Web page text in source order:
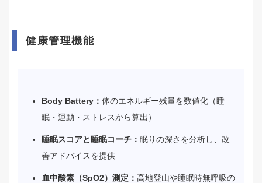
健康管理機能
Body Battery： 体のエネルギー残量を数値化（睡
眠・運動・ストレスから算出）
睡眠スコアと睡眠コーチ： 眠りの深さを分析し、改
善アドバイスを提供
血中酸素（SpO2）測定： 高地登山や睡眠時無呼吸の